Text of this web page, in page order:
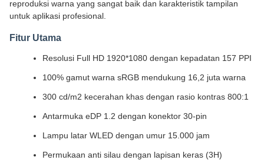
reproduksi warna yang sangat baik dan karakteristik tampilan
untuk aplikasi profesional.
Fitur Utama
Resolusi Full HD 1920*1080 dengan kepadatan 157 PPI
100% gamut warna sRGB mendukung 16,2 juta warna
300 cd/m2 kecerahan khas dengan rasio kontras 800:1
Antarmuka eDP 1.2 dengan konektor 30-pin
Lampu latar WLED dengan umur 15.000 jam
Permukaan anti silau dengan lapisan keras (3H)